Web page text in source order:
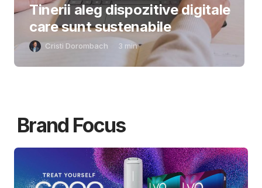
Tinerii aleg dispozitive digitale
care sunt sustenabile
Cristi Dorombach 3 min
Brand Focus